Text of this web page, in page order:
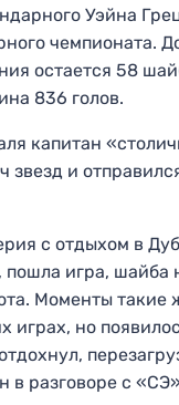
Уэйна
чемпионата.
остается 58
836 голов.
капитан
звезд и
с отдыхом в
пошла игра, шайба
Моменты такие
играх, но
в разговоре с